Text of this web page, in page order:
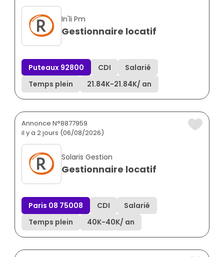
In'li Pm
Gestionnaire locatif
Puteaux 92800 CDI
Salarié
Temps plein
21.84K-21.84K/ an
Annonce N°8877959
il y a 2 jours (06/08/2026)
Solaris Gestion
Gestionnaire locatif
Paris 08 75008 CDI
Salarié
Temps plein
40K-40K/ an